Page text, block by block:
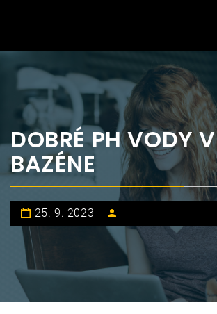
DOBRÉ PH VODY V
BAZÉNE
25. 9. 2023